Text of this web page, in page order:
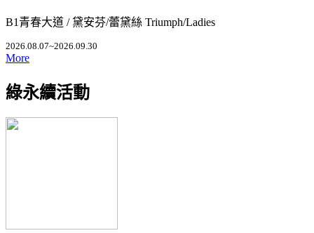
B1青春大道 / 黛安芬/蕾黛絲 Triumph/Ladies
2026.08.07~2026.09.30
More
綠永續活動